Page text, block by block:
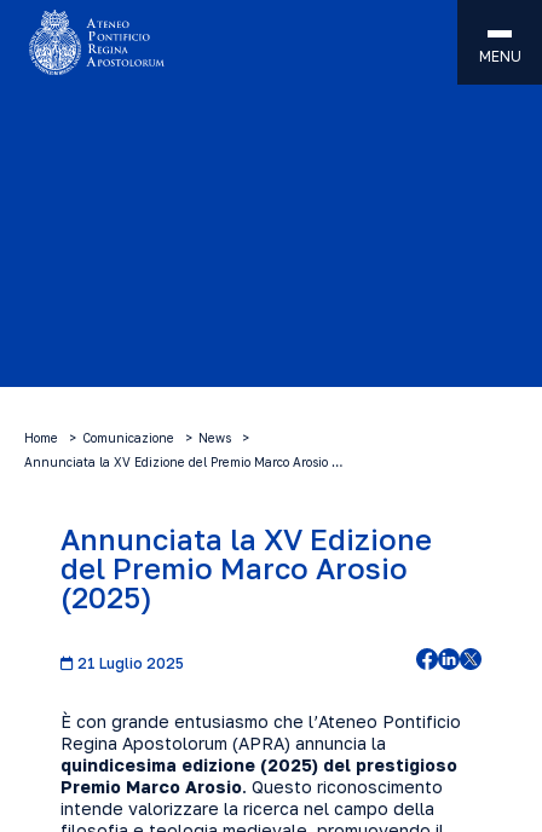
MENU
Home Comunicazione
News
Annunciata la XV Edizione del Premio Marco Arosio …
Annunciata la XV Edizione
del Premio Marco Arosio
(2025)
21 Luglio 2025
È con grande entusiasmo che l’Ateneo Pontificio
Regina Apostolorum (APRA) annuncia la
quindicesima edizione (2025) del prestigioso
Premio Marco Arosio. Questo riconoscimento
intende valorizzare la ricerca nel campo della